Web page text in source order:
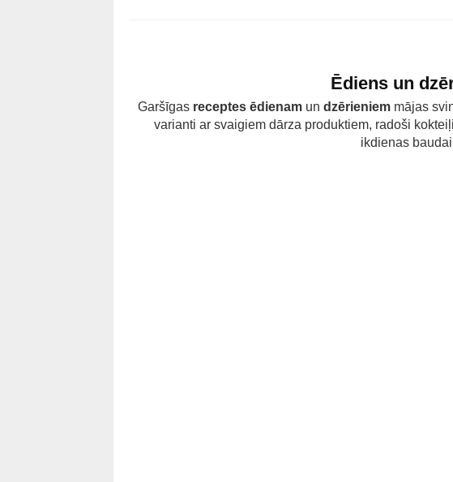
Ēdiens un
Garšīgas receptes ēdienam un dzērieniem mājas
varianti ar svaigiem dārza produktiem, radoši
ikdienas